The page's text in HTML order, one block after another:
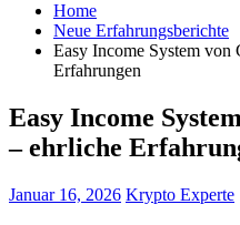
Home
Neue Erfahrungsberichte
Easy Income System von
Erfahrungen
Easy Income
– ehrliche
Januar 16, 2026 Krypto Experte